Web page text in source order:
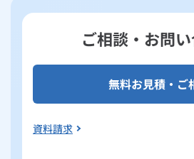
ご相談・お問
無料お見積・ご
資料請求